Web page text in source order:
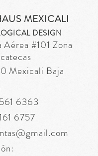
MEXICALI
DESIGN
Aérea #101 Zona
Mexicali Baja
6363
6757